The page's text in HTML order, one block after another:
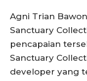
Agni Trian
Sanctuary
pencapaian
Sanctuary
developer yang